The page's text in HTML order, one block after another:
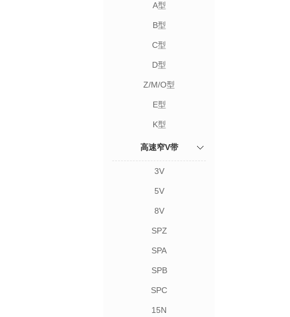
A型
B型
C型
D型
Z/M/O型
E型
K型
高速窄V带
3V
5V
8V
SPZ
SPA
SPB
SPC
15N